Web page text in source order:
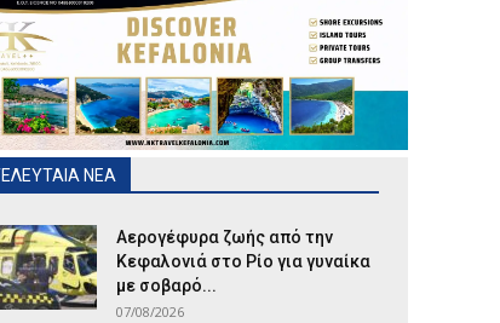
ΝΕΑ
Αερογέφυρα ζωής από την
Κεφαλονιά στο Ρίο για γυναίκα
με σοβαρό...
07/08/2026